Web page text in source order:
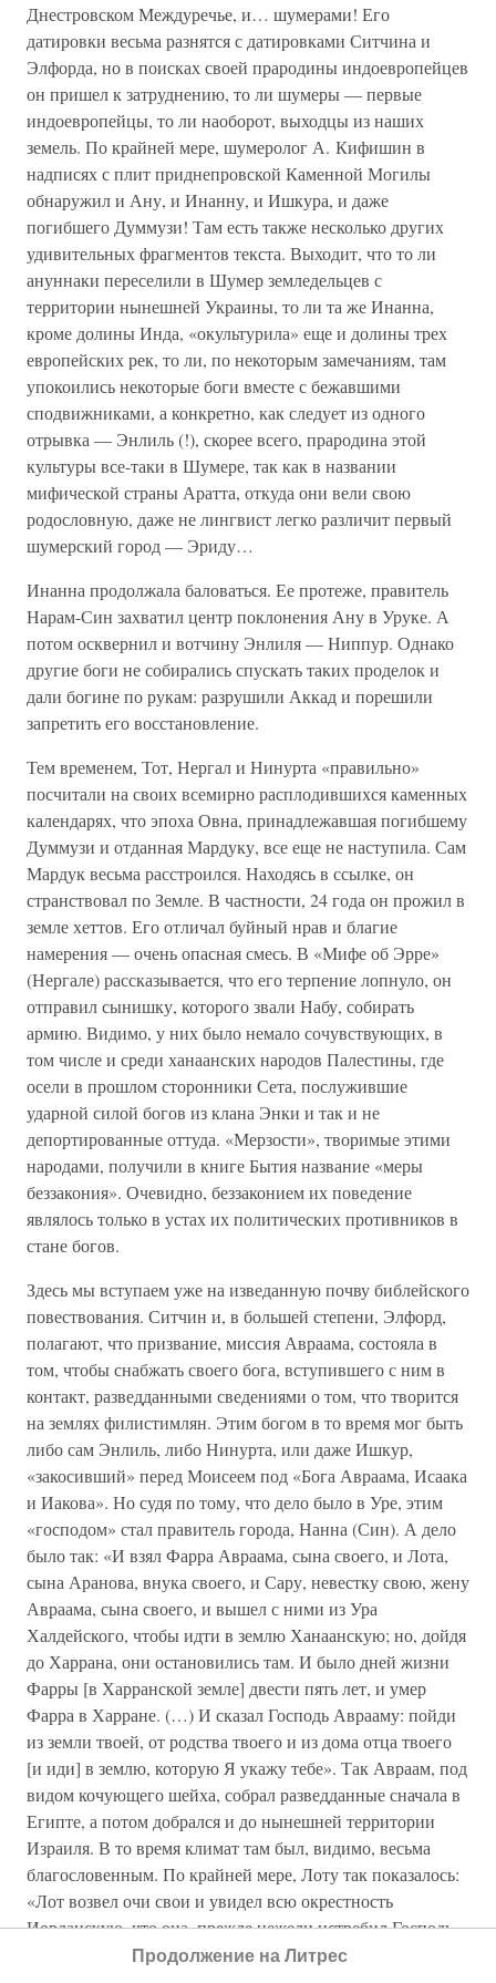
Днестровском Междуречье, и… шумерами! Его
датировки весьма разнятся с датировками Ситчина и
Элфорда, но в поисках своей прародины индоевропейцев
он пришел к затруднению, то ли шумеры — первые
индоевропейцы, то ли наоборот, выходцы из наших
земель. По крайней мере, шумеролог А. Кифишин в
надписях с плит приднепровской Каменной Могилы
обнаружил и Ану, и Инанну, и Ишкура, и даже
погибшего Думмузи! Там есть также несколько других
удивительных фрагментов текста. Выходит, что то ли
ануннаки переселили в Шумер земледельцев с
территории нынешней Украины, то ли та же Инанна,
кроме долины Инда, «окультурила» еще и долины трех
европейских рек, то ли, по некоторым замечаниям, там
упокоились некоторые боги вместе с бежавшими
сподвижниками, а конкретно, как следует из одного
отрывка — Энлиль (!), скорее всего, прародина этой
культуры все-таки в Шумере, так как в названии
мифической страны Аратта, откуда они вели свою
родословную, даже не лингвист легко различит первый
шумерский город — Эриду…
Инанна продолжала баловаться. Ее протеже, правитель
Нарам-Син захватил центр поклонения Ану в Уруке. А
потом осквернил и вотчину Энлиля — Ниппур. Однако
другие боги не собирались спускать таких проделок и
дали богине по рукам: разрушили Аккад и порешили
запретить его восстановление.
Тем временем, Тот, Нергал и Нинурта «правильно»
посчитали на своих всемирно расплодившихся каменных
календарях, что эпоха Овна, принадлежавшая погибшему
Думмузи и отданная Мардуку, все еще не наступила. Сам
Мардук весьма расстроился. Находясь в ссылке, он
странствовал по Земле. В частности, 24 года он прожил в
земле хеттов. Его отличал буйный нрав и благие
намерения — очень опасная смесь. В «Мифе об Эрре»
(Нергале) рассказывается, что его терпение лопнуло, он
отправил сынишку, которого звали Набу, собирать
армию. Видимо, у них было немало сочувствующих, в
том числе и среди ханаанских народов Палестины, где
осели в прошлом сторонники Сета, послужившие
ударной силой богов из клана Энки и так и не
депортированные оттуда. «Мерзости», творимые этими
народами, получили в книге Бытия название «меры
беззакония». Очевидно, беззаконием их поведение
являлось только в устах их политических противников в
стане богов.
Здесь мы вступаем уже на изведанную почву библейского
повествования. Ситчин и, в большей степени, Элфорд,
полагают, что призвание, миссия Авраама, состояла в
том, чтобы снабжать своего бога, вступившего с ним в
контакт, разведданными сведениями о том, что творится
на землях филистимлян. Этим богом в то время мог быть
либо сам Энлиль, либо Нинурта, или даже Ишкур,
«закосивший» перед Моисеем под «Бога Авраама, Исаака
и Иакова». Но судя по тому, что дело было в Уре, этим
«господом» стал правитель города, Нанна (Син). А дело
было так: «И взял Фарра Авраама, сына своего, и Лота,
сына Аранова, внука своего, и Сару, невестку свою, жену
Авраама, сына своего, и вышел с ними из Ура
Халдейского, чтобы идти в землю Ханаанскую; но, дойдя
до Харрана, они остановились там. И было дней жизни
Фарры [в Харранской земле] двести пять лет, и умер
Фарра в Харране. (…) И сказал Господь Аврааму: пойди
из земли твоей, от родства твоего и из дома отца твоего
[и иди] в землю, которую Я укажу тебе». Так Авраам, под
видом кочующего шейха, собрал разведданные сначала в
Египте, а потом добрался и до нынешней территории
Израиля. В то время климат там был, видимо, весьма
благословенным. По крайней мере, Лоту так показалось:
«Лот возвел очи свои и увидел всю окрестность
Иорданскую, что она, прежде нежели истребил Господь
Содом и Гоморру, вся до Сигора орошалась водою, как
Продолжение на Литрес